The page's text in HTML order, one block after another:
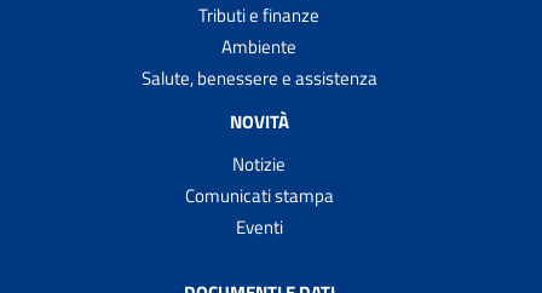
Tributi e finanze
Ambiente
Salute, benessere e assistenza
NOVITÀ
Notizie
Comunicati stampa
Eventi